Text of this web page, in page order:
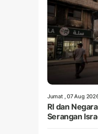
Jumat , 07 Aug
RI dan
Serangan